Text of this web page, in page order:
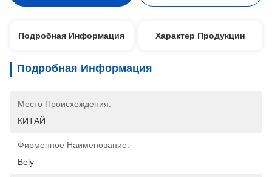
Подробная Информация Характер Продукции
Подробная Информация
Место Происхождения:
КИТАЙ
Фирменное Наименование:
Bely